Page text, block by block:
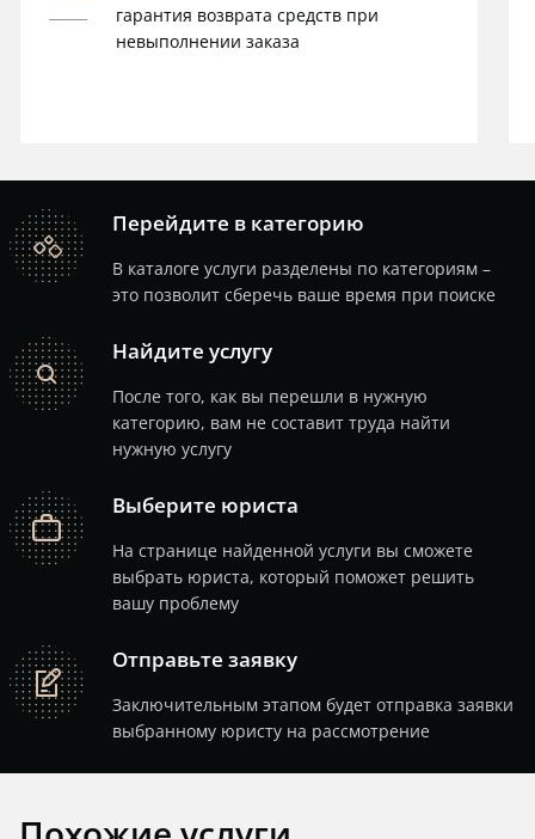
гарантия возврата средств при
невыполнении заказа
catalog
Перейдите в категорию
В каталоге услуги разделены по категориям –
это позволит сберечь ваше время при поиске
search
Найдите услугу
После того, как вы перешли в нужную
категорию, вам не составит труда найти
нужную услугу
job
Выберите юриста
На странице найденной услуги вы сможете
выбрать юриста, который поможет решить
вашу проблему
note
Отправьте заявку
Заключительным этапом будет отправка заявки
выбранному юристу на рассмотрение